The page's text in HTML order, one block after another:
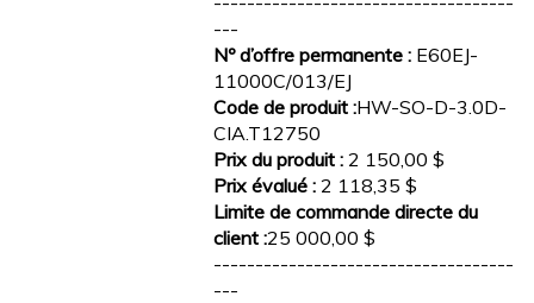
---
Nº d’offre permanente : E60EJ-
11000C/013/EJ
Code de produit :HW-SO-D-3.0D-
CIA.T12750
Prix du produit : 2 150,00 $
Prix évalué : 2 118,35 $
Limite de commande directe du
client :25 000,00 $
------------------------------------
---